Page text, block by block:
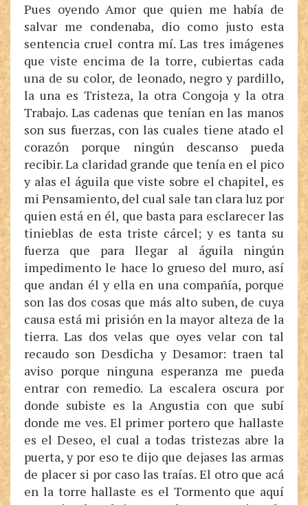
Pues oyendo Amor que quien me había de
salvar me condenaba, dio como justo esta
sentencia cruel contra mí. Las tres imágenes
que viste encima de la torre, cubiertas cada
una de su color, de leonado, negro y pardillo,
la una es Tristeza, la otra Congoja y la otra
Trabajo. Las cadenas que tenían en las manos
son sus fuerzas, con las cuales tiene atado el
corazón porque ningún descanso pueda
recibir. La claridad grande que tenía en el pico
y alas el águila que viste sobre el chapitel, es
mi Pensamiento, del cual sale tan clara luz por
quien está en él, que basta para esclarecer las
tinieblas de esta triste cárcel; y es tanta su
fuerza que para llegar al águila ningún
impedimento le hace lo grueso del muro, así
que andan él y ella en una compañía, porque
son las dos cosas que más alto suben, de cuya
causa está mi prisión en la mayor alteza de la
tierra. Las dos velas que oyes velar con tal
recaudo son Desdicha y Desamor: traen tal
aviso porque ninguna esperanza me pueda
entrar con remedio. La escalera oscura por
donde subiste es la Angustia con que subí
donde me ves. El primer portero que hallaste
es el Deseo, el cual a todas tristezas abre la
puerta, y por eso te dijo que dejases las armas
de placer si por caso las traías. El otro que acá
en la torre hallaste es el Tormento que aquí